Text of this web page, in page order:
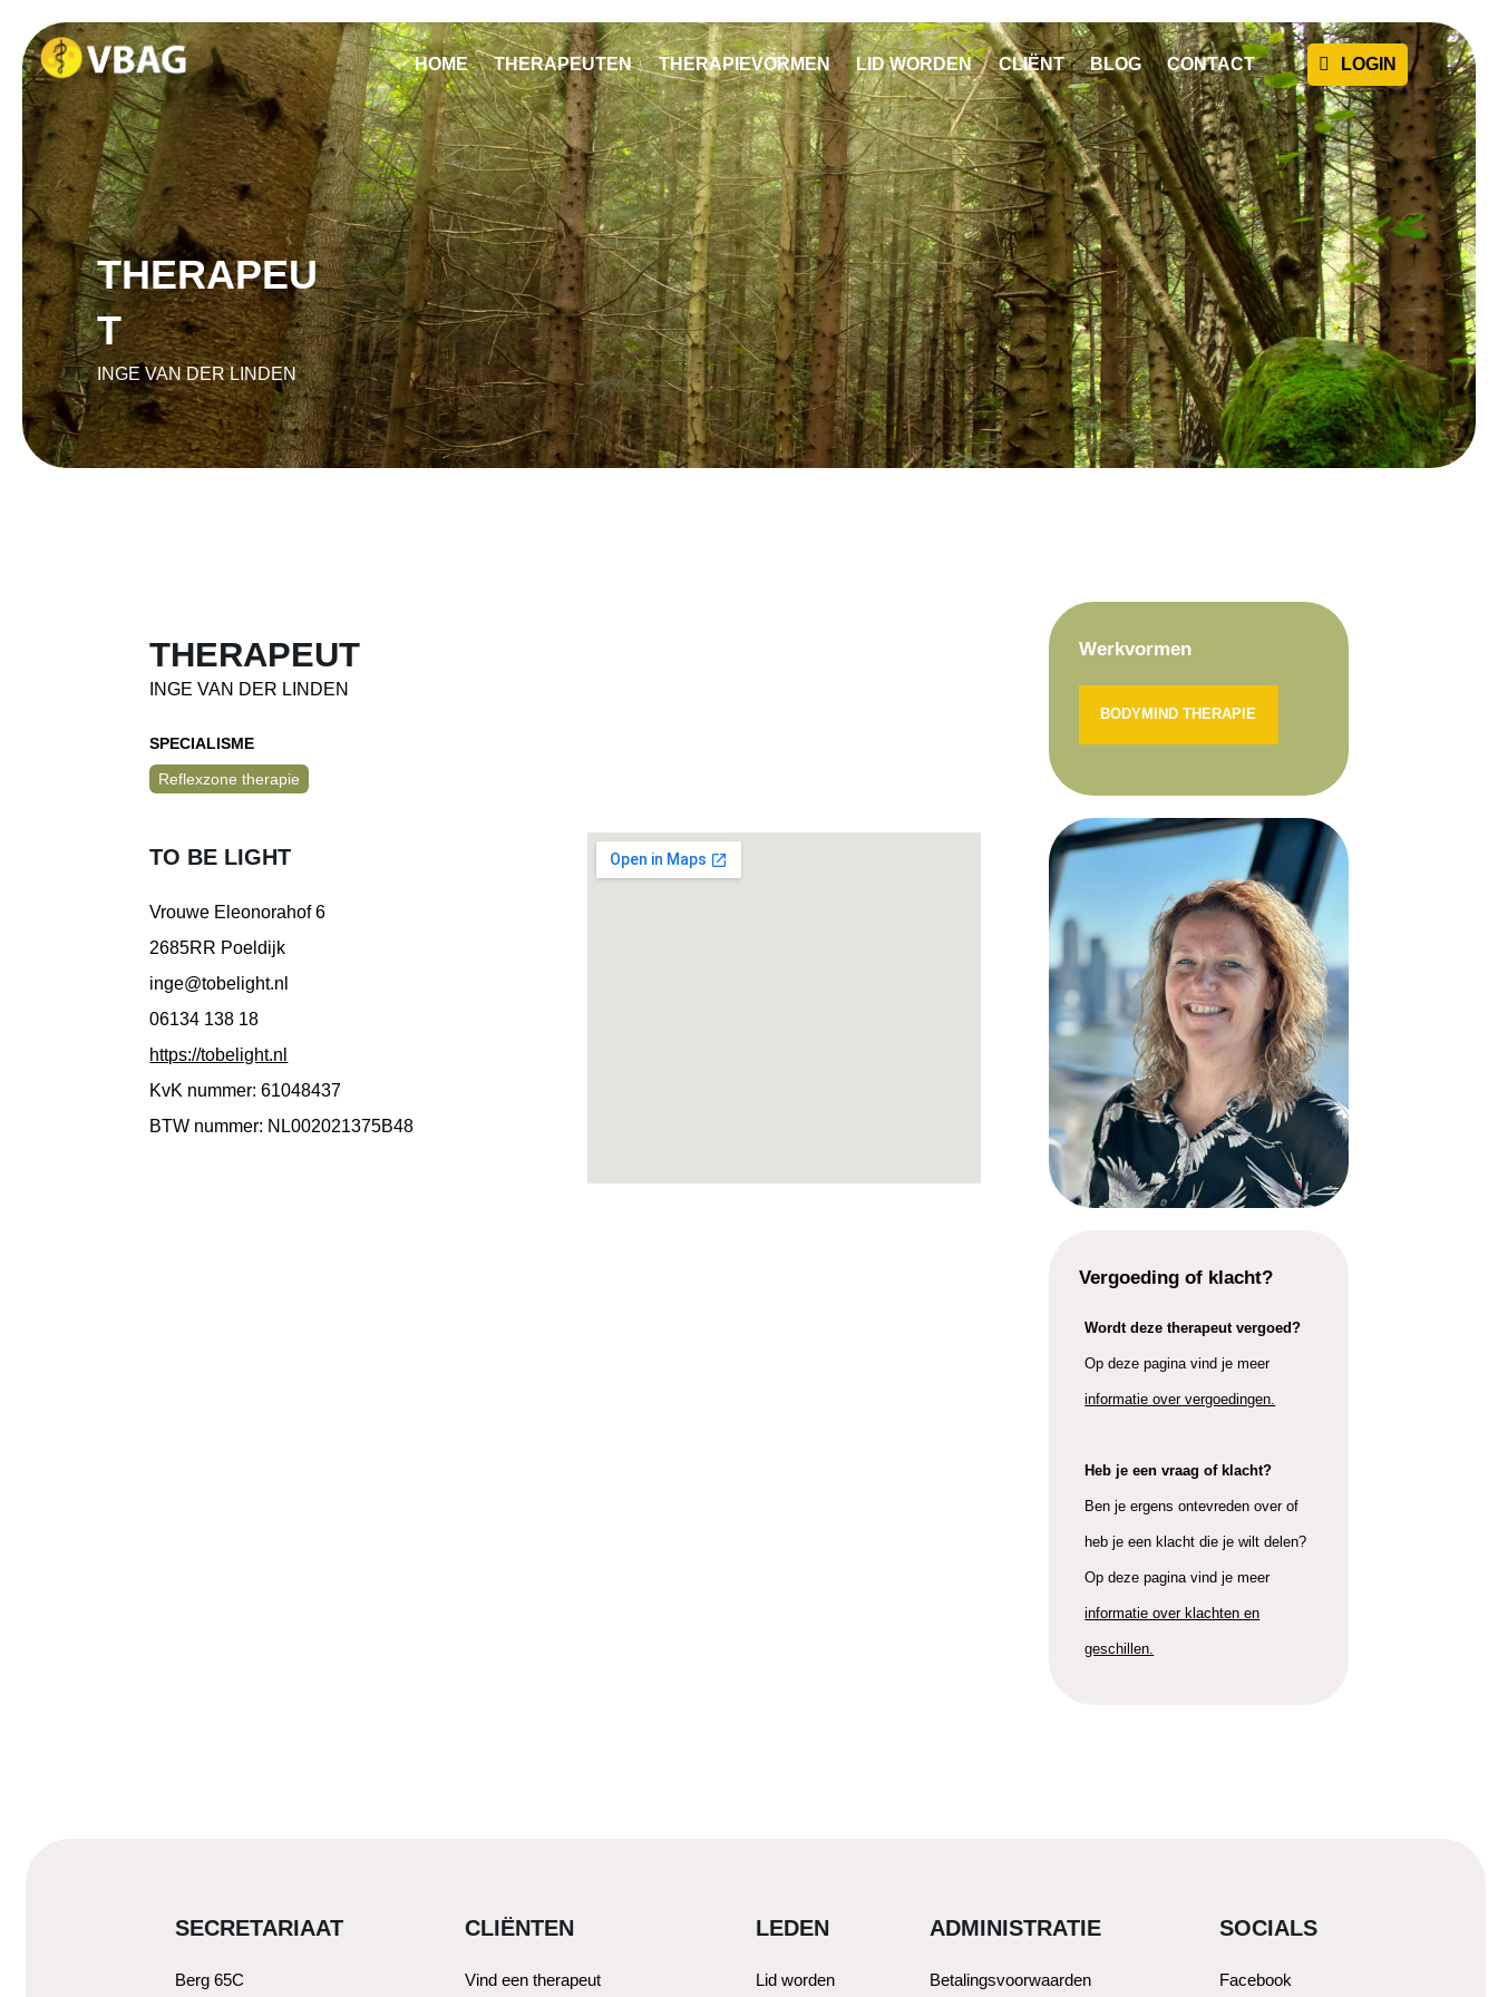
HOME THERAPEUTEN THERAPIEVORMEN LID WORDEN CLIËNT BLOG CONTACT
THERAPEU
T
INGE VAN DER LINDEN
THERAPEUT
INGE VAN DER LINDEN
SPECIALISME
Reflexzone therapie
TO BE LIGHT
Vrouwe Eleonorahof 6
2685RR Poeldijk
inge@tobelight.nl
06134 138 18
https://tobelight.nl
KvK nummer: 61048437
BTW nummer: NL002021375B48
Werkvormen
BODYMIND THERAPIE
Vergoeding of klacht?
Wordt deze therapeut vergoed?
Op deze pagina vind je meer
informatie over vergoedingen.
Heb je een vraag of klacht?
Ben je ergens ontevreden over of
heb je een klacht die je wilt delen?
Op deze pagina vind je meer
informatie over klachten en
geschillen.
SECRETARIAAT
Berg 65C
CLIËNTEN
Vind een therapeut
LEDEN
Lid worden
ADMINISTRATIE
Betalingsvoorwaarden
SOCIALS
Facebook